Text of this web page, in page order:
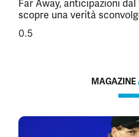
Far Away, anticipazioni
scopre una verità
MAGAZINE